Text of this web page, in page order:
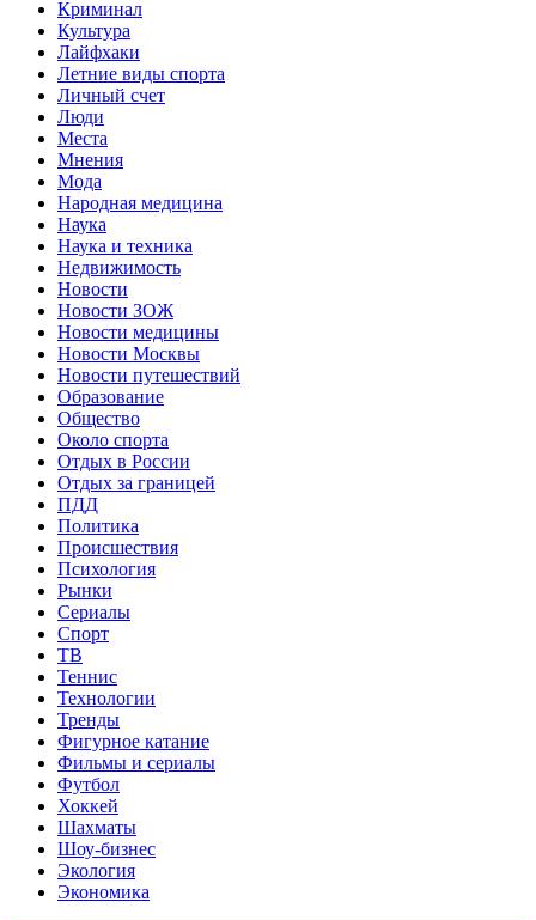
Криминал
Культура
Лайфхаки
Летние виды спорта
Личный счет
Люди
Места
Мнения
Мода
Народная медицина
Наука
Наука и техника
Недвижимость
Новости
Новости ЗОЖ
Новости медицины
Новости Москвы
Новости путешествий
Образование
Общество
Около спорта
Отдых в России
Отдых за границей
ПДД
Политика
Происшествия
Психология
Рынки
Сериалы
Спорт
ТВ
Теннис
Технологии
Тренды
Фигурное катание
Фильмы и сериалы
Футбол
Хоккей
Шахматы
Шоу-бизнес
Экология
Экономика